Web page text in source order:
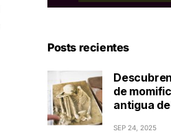
Posts recientes
de
antigua
SEP 24, 2025